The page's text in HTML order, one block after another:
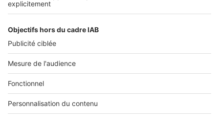
À DÉCOUVRIR
Annuaire des professionnels
Tout l'immobilier
Toutes les villes
Tous les départements
Toutes les régions
SeLoger © 1992 - 2023
Annonces Immobilières